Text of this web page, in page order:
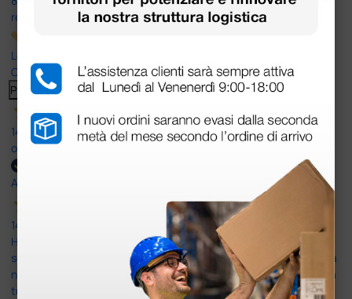
recensioni
Le nostre recensioni a 4 e 5 stelle.
Clicca qui per leggerle tutte >
Precedente
Successivo
14 Luglio 2026
ottima
Acquirente verificato
14 Luglio 2026
Ho acquistato un ecografo da Doctor Shop e sono rimasto molto
soddisfatto dell'esperienza. Apparecchiatura di qualità, consegna
nei tempi previsti e un servizio clienti disponibile che ha risposto a
tutti i miei dubbi prima dell'acquisto. Consigliato